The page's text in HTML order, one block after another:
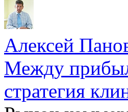
Алексей
Между
стратегия